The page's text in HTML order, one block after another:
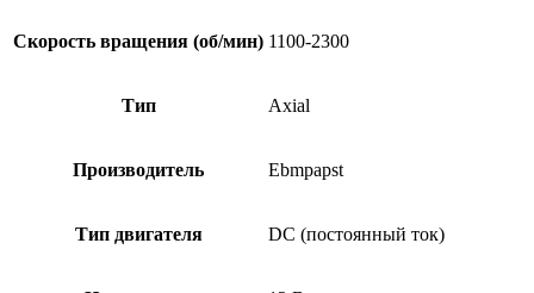
Скорость вращения (об/мин) 1100-2300
Тип Axial
Производитель Ebmpapst
Тип двигателя DC (постоянный ток)